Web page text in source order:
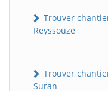
Trouver
Reyssouze
Trouver
Suran